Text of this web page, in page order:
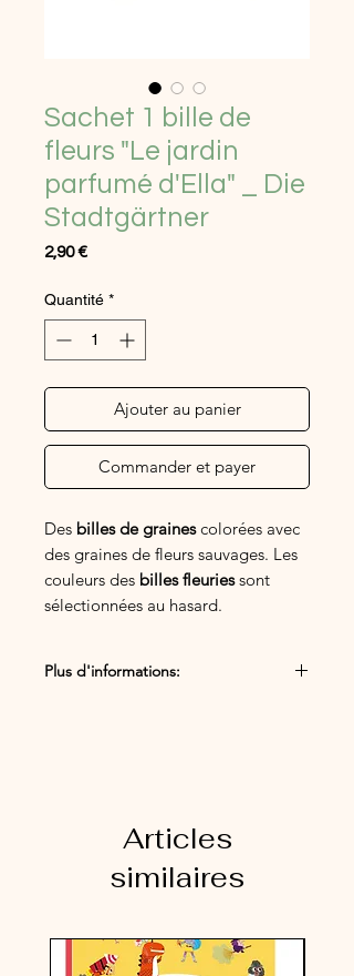
Sachet 1 bille de
fleurs "Le jardin
parfumé d'Ella" _ Die
Stadtgärtner
2,90 €Prix
Quantité *
Ajouter au panier
Commander et payer
Des billes de grainescolorées avec
des graines de fleurs sauvages. Les
couleurs des billes fleuriessont
sélectionnées au hasard.
sont colorées avec des couleurs
Plus d'informations:
Articles
similaires